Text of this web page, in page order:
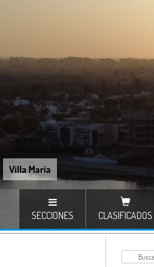
Villa María
SECCIONES CLASIFICADOS